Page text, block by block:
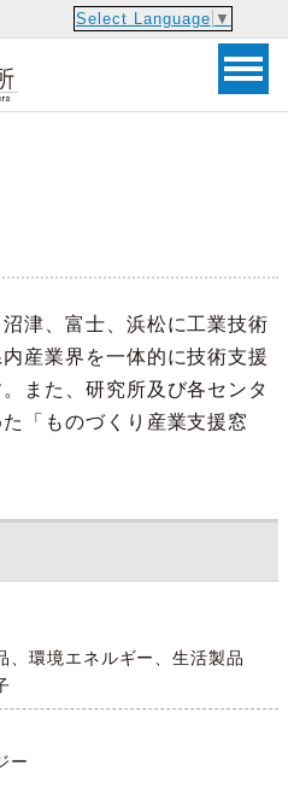
Select Language ▼
津、富士、浜松に工業技術
産業界を一体的に技術支援
また、研究所及び各センタ
「ものづくり産業支援窓
、環境エネルギー、生活製品
ー